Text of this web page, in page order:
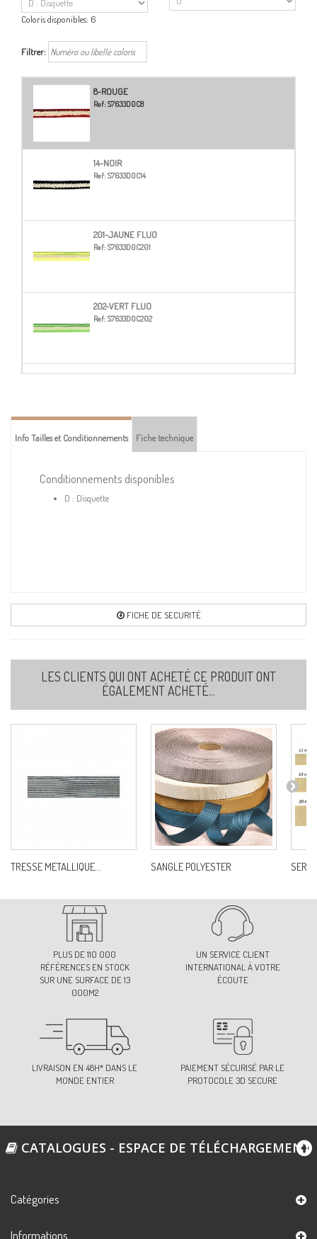
Coloris disponibles: 6
Filtrer:
8-ROUGE
Ref: S7633D0C8
14-NOIR
Ref: S7633D0C14
201-JAUNE FLUO
Ref: S7633D0C201
202-VERT FLUO
Ref: S7633D0C202
203-ORANGE FLUO
Info Tailles et Conditionnements Fiche technique
Conditionnements disponibles
D : Disquette
FICHE DE SECURITÉ
LES CLIENTS QUI ONT ACHETÉ CE PRODUIT ONT
ÉGALEMENT ACHETÉ...
TRESSE METALLIQUE... SANGLE POLYESTER
PLUS DE 110 000
RÉFÉRENCES EN STOCK
SUR UNE SURFACE DE 13
000M2
UN SERVICE CLIENT
INTERNATIONAL À VOTRE
ÉCOUTE
LIVRAISON EN 48H* DANS LE
MONDE ENTIER
PAIEMENT SÉCURISÉ PAR LE
PROTOCOLE 3D SECURE
CATALOGUES - ESPACE DE TÉLÉCHARGEMENT
Catégories
Informations